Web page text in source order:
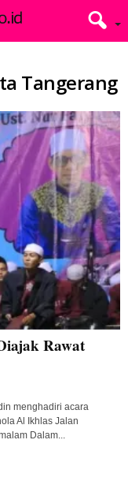
Tangerang
Rawat
menghadiri acara
Al Ikhlas Jalan
Dalam...